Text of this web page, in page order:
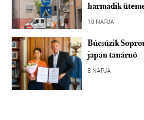
harmadik
10 NAPJA
Búcsúzik
japán tanárnő
8 NAPJA